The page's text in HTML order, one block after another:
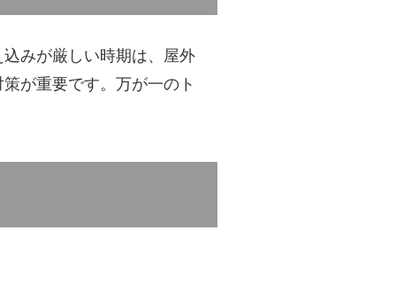
みが厳しい時期は、屋外
が重要です。万が一のト